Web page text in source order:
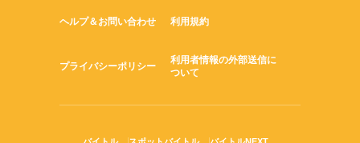
ヘルプ＆お問い合わせ 利用規約
プライバシーポリシー
利用者情報の外部送信に
ついて
バイトル スポットバイトル バイトルNEXT